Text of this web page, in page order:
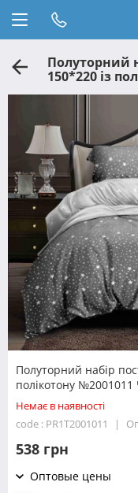
Полуторний
150*220 із
Полуторний набір
полікотону
Немає в наявності
code : PR1T2001011
538 грн
Оптовые цены